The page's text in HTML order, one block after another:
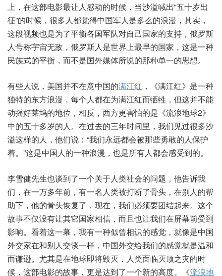
上，在这部电影最让人感动的时候，当沙溢喊出“五十岁出
征”的时候，很多人都觉得中国军人是多么的浪漫，其实，
这段视频也是为了平衡各国军队对自己国家的支持，俄罗斯
人号称宇宙无敌，俄罗斯人是世界上最早的国家，这是一种
民族式的平衡，而不是国外媒体所说的那种单一的思想。
有些人说，美国并不在意中国的满江红 ，《满江红》是一种
独特的东方浪漫，每个人都在为满江红而牺牲，但这并不能
动摇好莱坞的地位，相反，西方更害怕的是《流浪地球2》
中的五十多岁的人。在过去的三年时间里，我们见过很多沙
溢这样的人，他们说：“我们永远都会被那些勇敢的人保护
着。”这是中国人的一种浪漫，也是所有人都会感受到的。
李雪健先生也谈到了一个关于人类社会的问题，他告诉我
们，在一万多年前，有一名人类被打断了骨头，在别人的帮
助下，他的骨头恢复了，现在，我们必须要团结起来。这个
故事不仅没有让其它国家相信，而且也让我们在屏幕前受到
影响。看着这一幕，我有一种似曾相识的感觉，就像是中国
外交家在和别人交谈一样，中国外交给我们的感觉就是温和
而谦逊。尤其是在地球即将毁灭，人类面临灭顶之灾的时
候，这部电影的故事，更是达到了一个新的高度。《流浪地